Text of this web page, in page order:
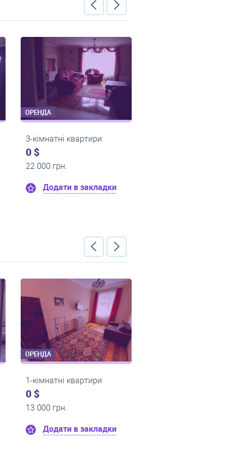
ОРЕНДА
3-кімнатні квартири
19 000 грн.
Додати в закладки
ОРЕНДА
2-кімнатні квартири
23 000 грн.
Додати в закладки